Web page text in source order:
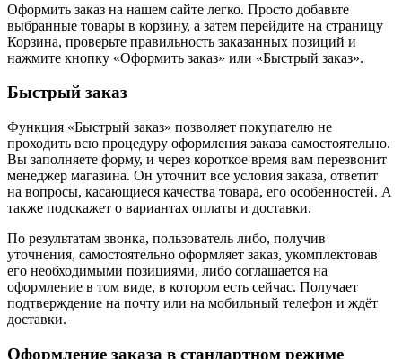
Оформить заказ на нашем сайте легко. Просто добавьте
выбранные товары в корзину, а затем перейдите на страницу
Корзина, проверьте правильность заказанных позиций и
нажмите кнопку «Оформить заказ» или «Быстрый заказ».
Быстрый заказ
Функция «Быстрый заказ» позволяет покупателю не
проходить всю процедуру оформления заказа самостоятельно.
Вы заполняете форму, и через короткое время вам перезвонит
менеджер магазина. Он уточнит все условия заказа, ответит
на вопросы, касающиеся качества товара, его особенностей. А
также подскажет о вариантах оплаты и доставки.
По результатам звонка, пользователь либо, получив
уточнения, самостоятельно оформляет заказ, укомплектовав
его необходимыми позициями, либо соглашается на
оформление в том виде, в котором есть сейчас. Получает
подтверждение на почту или на мобильный телефон и ждёт
доставки.
Оформление заказа в стандартном режиме